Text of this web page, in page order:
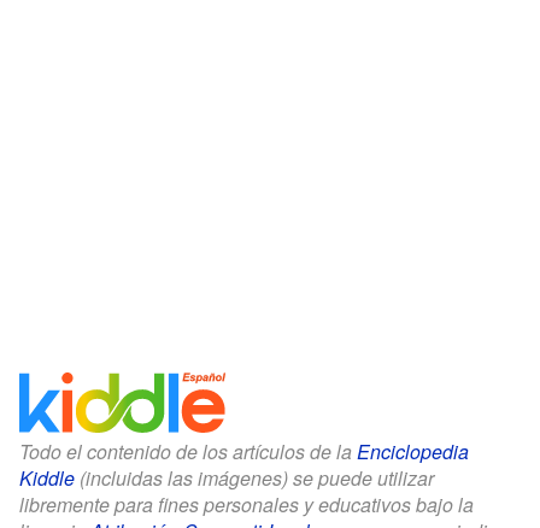
Todo el contenido de los artículos de la Enciclopedia
Kiddle (incluidas las imágenes) se puede utilizar
libremente para fines personales y educativos bajo la